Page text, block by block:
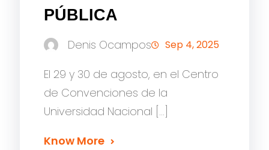
PÚBLICA
Denis Ocampos Sep 4, 2025
El 29 y 30 de agosto, en el Centro
de Convenciones de la
Universidad Nacional […]
Know More